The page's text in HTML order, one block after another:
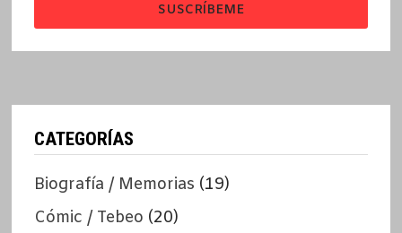
SUSCRÍBEME
CATEGORÍAS
Biografía / Memorias (19)
Cómic / Tebeo (20)